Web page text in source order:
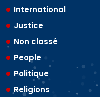
International
Justice
Non classé
People
Politique
Religions